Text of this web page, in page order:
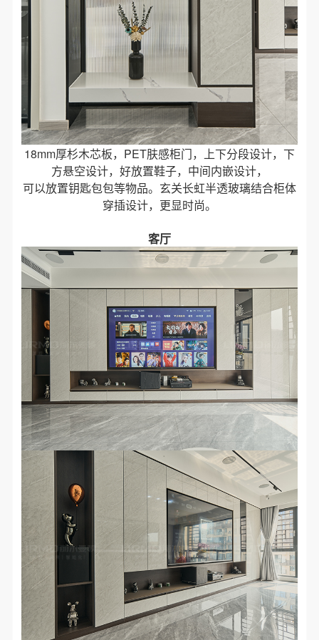
18mm厚杉木芯板，PET肤感柜门，上下分段设计，下
方悬空设计，好放置鞋子，中间内嵌设计，
可以放置钥匙包包等物品。玄关长虹半透玻璃结合柜体
穿插设计，更显时尚。
客厅